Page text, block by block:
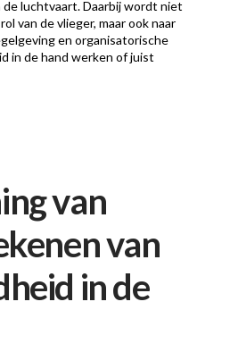
luchtvaart. Daarbij wordt niet
van de vlieger, maar ook naar
en organisatorische
in de hand werken of juist
van
van
in de